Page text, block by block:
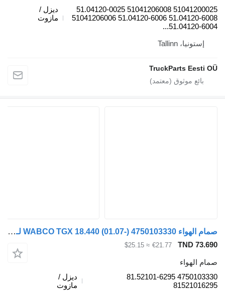
51041200025 51041206008 51.04120-0025
51.04120-6008 51.04120-6006 51041206006
51.04120-6004...
ديزل /
مازوت
إستونيا، Tallinn
TruckParts Eesti OÜ
صمام الهواء WABCO TGX 18.440 (01.07-) 4750103330 لـ الشاحنات MAN TGL, TGM, TGS, TGX (2005-2021)
TND 73.690
€21.77
≈ $25.15
صمام الهواء
4750103330 81.52101-6295
81521016295
ديزل /
مازوت